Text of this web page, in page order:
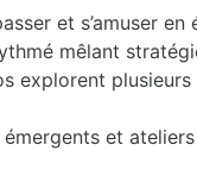
et s’amuser en
mêlant
explorent
et